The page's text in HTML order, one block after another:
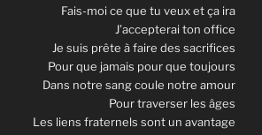
Fais-moi ce que tu veux et ça ira
J’accepterai ton office
Je suis prête à faire des sacrifices
Pour que jamais pour que toujours
Dans notre sang coule notre amour
Pour traverser les âges
Les liens fraternels sont un avantage